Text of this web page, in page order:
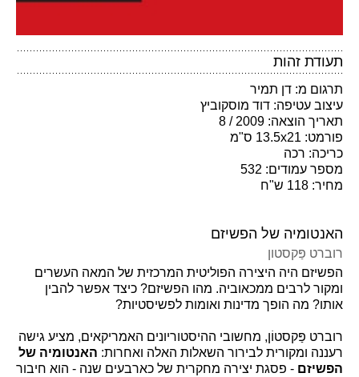
תעודת זהות
תרגום מ: דן תמיר
עיצוב עטיפה: דוד מוסקוביץ
תאריך הוצאה: 2009 / 8
פורמט: 13.5x21 ס"מ
כריכה: רכה
מספר עמודים: 532
מחיר: 118 ש"ח
האנטומיה של הפשיזם
רוברט פַּקסטון
הפשיזם היה היצירה הפוליטית המרכזית של המאה העשרים
ומקור לרבים ממכאוביה. מהו הפשיזם? כיצד אפשר להבין
אותו? מה הופך מדינות ואומות לפשיסטיות?
רוברט פַּקסטוֹן, מחשובי ההיסטוריונים האמריקאים, מציע גישה
רעננה ומקורית לבירור השאלות האלה ואחרות: האנטומיה של
הפשיזם - פסגת יצירה מחקרית של כארבעים שנה - הוא חיבור